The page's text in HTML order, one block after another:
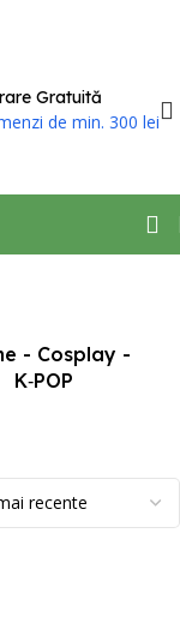
Gratuită
de min. 300 lei
- Cosplay -
K‑POP